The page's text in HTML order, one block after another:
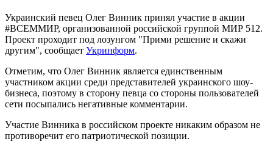
Украинский певец Олег Винник принял участие в акции
#ВСЕММИР, организованной российской группой МИР 512.
Проект проходит под лозунгом "Прими решение и скажи
другим", сообщает Укринформ.
Отметим, что Олег Винник является единственным
участником акции среди представителей украинского шоу-
бизнеса, поэтому в сторону певца со стороны пользователей
сети посыпались негативные комментарии.
Участие Винника в российском проекте никаким образом не
противоречит его патриотической позиции.